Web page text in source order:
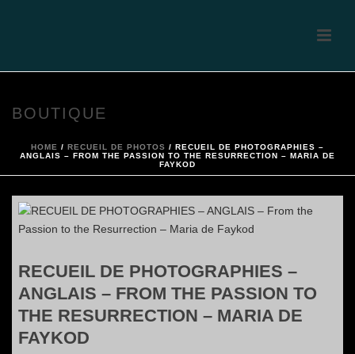
BOUTIQUE
HOME / RECUEIL DE PHOTOS / RECUEIL DE PHOTOGRAPHIES –
ANGLAIS – FROM THE PASSION TO THE RESURRECTION – MARIA DE
FAYKOD
RECUEIL DE PHOTOGRAPHIES –
ANGLAIS – FROM THE PASSION TO
THE RESURRECTION – MARIA DE
FAYKOD